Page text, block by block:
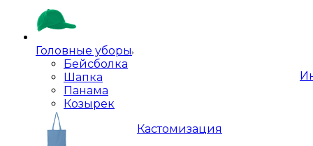
Головные уборы
Бейсболка
Шапка
Панама
Козырек
Кастомизация